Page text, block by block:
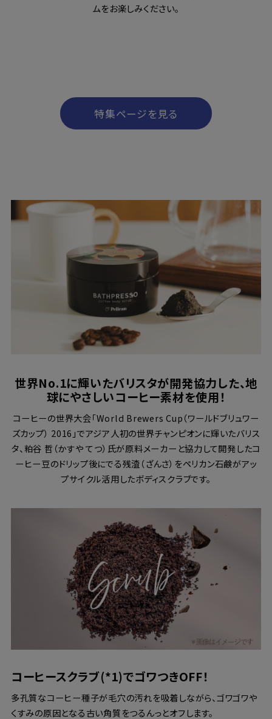
ムをお楽しみください。
特集ページを見る
世界No.1に輝いたバリスタが開発協力した、地
球にやさしいコーヒー素材を使用！
コーヒーの世界大会「World Brewers Cup（ワールドブリュワー
ズカップ） 2016」でアジア人初の世界チャンピオンに輝いたバリス
タ、粕谷 哲（かすや てつ）氏が原料メーカーと協力して開発したコ
ーヒー豆のドリップ後にでる残渣（ざんさ）をペリカン石鹸がアッ
プサイクル活用したボディスクラブです。
コーヒースクラブ(*1)でゴワつきOFF！
多孔質なコーヒー種子が毛穴の汚れを吸着しながら、ゴワゴワや
くすみの原因となる古い角質をつるんっとオフします。